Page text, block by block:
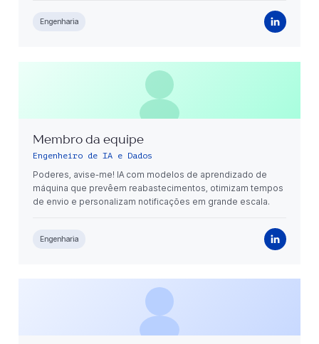
Engenharia
Membro da equipe
Engenheiro de IA e Dados
Poderes, avise-me! IA com modelos de aprendizado de
máquina que prevêem reabastecimentos, otimizam tempos
de envio e personalizam notificações em grande escala.
Engenharia